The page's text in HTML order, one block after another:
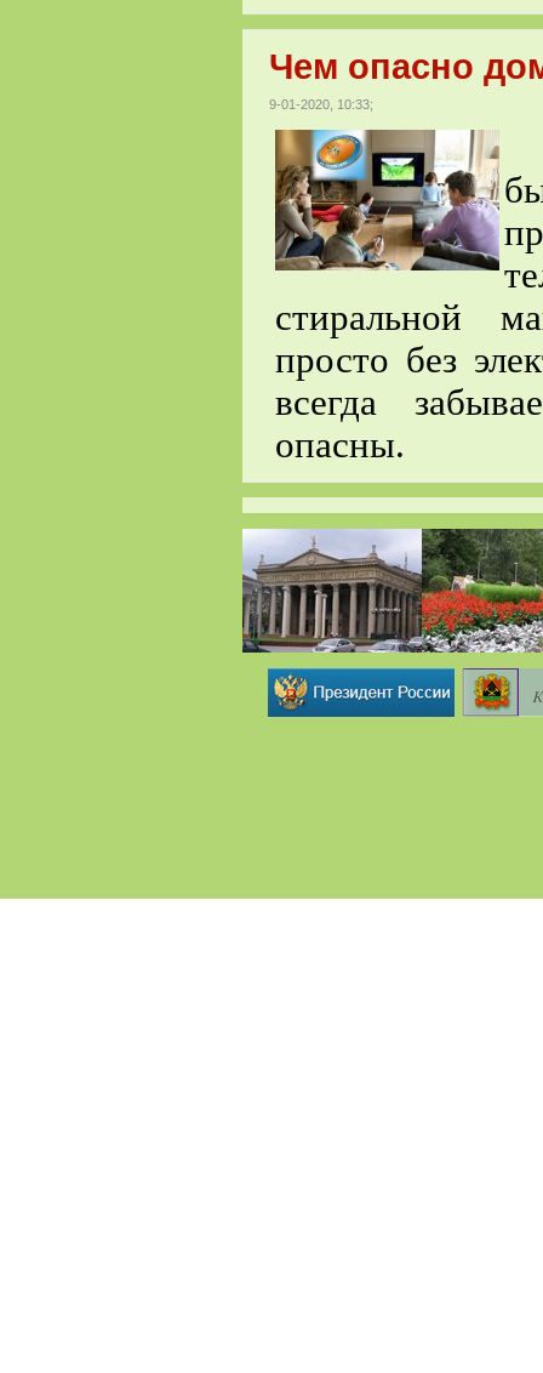
Чем опасно
9-01-2020, 10:33;
стиральной
просто без
всегда
опасны.